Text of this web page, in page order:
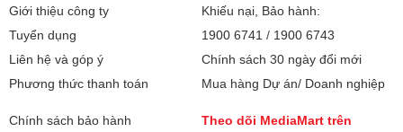
Giới thiệu công ty
Tuyển dụng
Liên hệ và góp ý
Phương thức thanh toán
Khiếu nại, Bảo hành:
1900 6741 / 1900 6743
Chính sách 30 ngày đổi mới
Mua hàng Dự án/ Doanh nghiệp
Chính sách bảo hành
Theo dõi MediaMart trên